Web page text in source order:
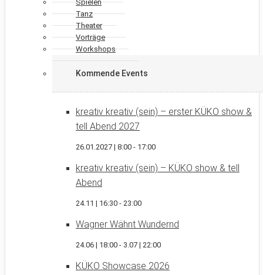
Spielen
Tanz
Theater
Vorträge
Workshops
Kommende Events
kreativ kreativ (sein) – erster KÜKO show &
tell Abend 2027
26.01.2027 | 8:00 - 17:00
kreativ kreativ (sein) – KÜKO show & tell
Abend
24.11 | 16:30 - 23:00
Wagner Wähnt Wundernd
24.06 | 18:00 - 3.07 | 22:00
KÜKO Showcase 2026